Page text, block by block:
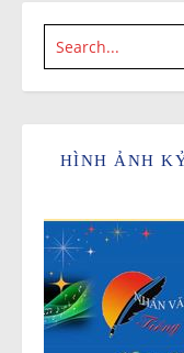
HÌNH ẢNH